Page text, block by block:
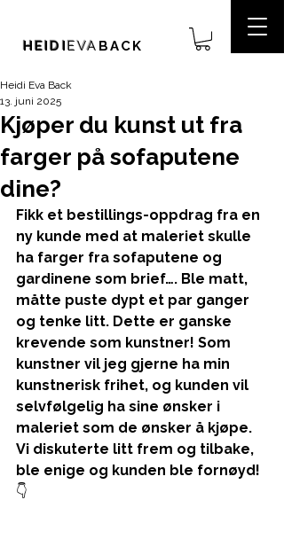
HEIDIEVA BACK
Kjøper du kunst ut fra
farger på sofaputene
dine?
Heidi Eva Back
13. juni 2025
Fikk et bestillings-oppdrag fra en
ny kunde med at maleriet skulle
ha farger fra sofaputene og
gardinene som brief…. Ble matt,
måtte puste dypt et par ganger
og tenke litt. Dette er ganske
krevende som kunstner! Som
kunstner vil jeg gjerne ha min
kunstnerisk frihet, og kunden vil
selvfølgelig ha sine ønsker i
maleriet som de ønsker å kjøpe.
Vi diskuterte litt frem og tilbake,
ble enige og kunden ble fornøyd!
👇